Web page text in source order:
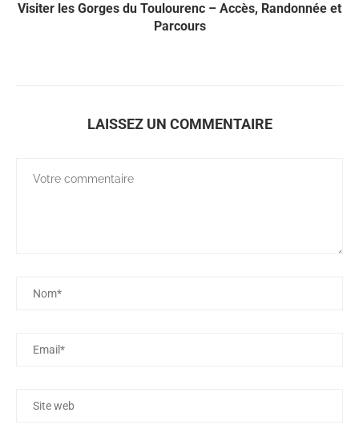
Visiter les Gorges du Toulourenc – Accès, Randonnée et
Parcours
LAISSEZ UN COMMENTAIRE